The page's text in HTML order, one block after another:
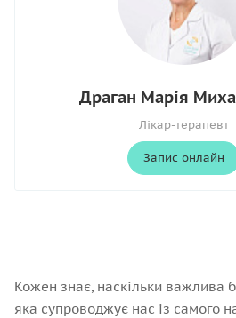
Драган Марія
Лікар-терапевт
Запис онлайн
Кожен знає, наскільки важлива
яка супроводжує нас із самого